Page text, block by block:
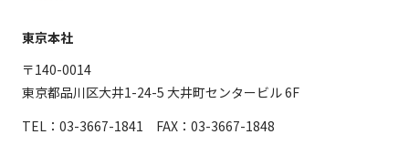
東京本社
〒140-0014
東京都品川区大井1-24-5 大井町センタービル 6F
TEL：03-3667-1841 FAX：03-3667-1848